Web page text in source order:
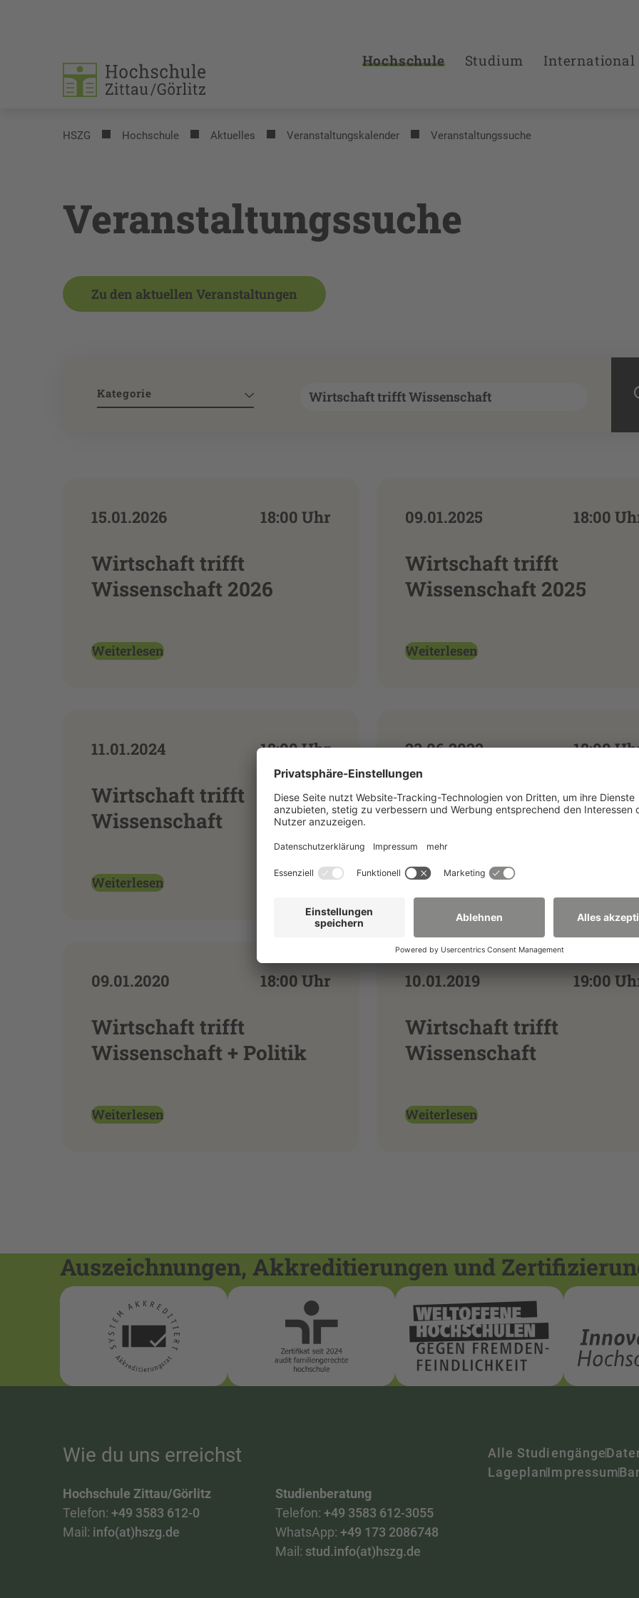
Hochschule Studium International
HSZG Hochschule Aktuelles Veranstaltungs­kalender Veranstaltungssuche
Veranstaltungssuche
Zu den aktuellen Veranstaltungen
Kategorie
15.01.2026 18:00 Uhr
Wirtschaft trifft
Wissenschaft 2026
Weiterlesen
09.01.2025 18:00
Wirtschaft trifft
Wissenschaft 2025
Weiterlesen
11.01.2024 18:00 Uhr
Wirtschaft trifft
Wissenschaft
Weiterlesen
23.06.2022 18:00
Wirtschaft trifft
Wissenschaft
Weiterlesen
09.01.2020 18:00 Uhr
Wirtschaft trifft
Wissenschaft + Politik
Weiterlesen
10.01.2019 19:00
Wirtschaft trifft
Wissenschaft
Weiterlesen
Auszeichnungen, Akkreditierungen und
Wie du uns erreichst
Hochschule Zittau/Görlitz
Telefon: +49 3583 612-0
Mail: info(at)hszg.de
Studienberatung
Telefon: +49 3583 612-3055
WhatsApp: +49 173 2086748
Mail: stud.info(at)hszg.de
Alle Studiengänge
LageplanImpressum